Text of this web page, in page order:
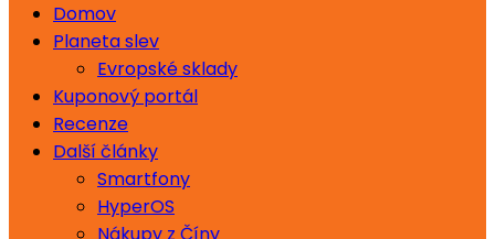
Domov
Planeta slev
Evropské sklady
Kuponový portál
Recenze
Další články
Smartfony
HyperOS